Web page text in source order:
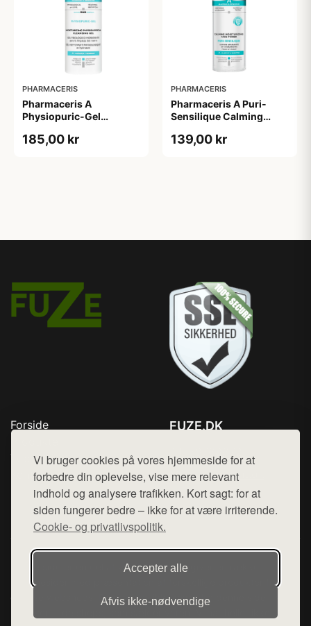
Vi bruger cookies på vores hjemmeside for at
forbedre din oplevelse, vise mere relevant
indhold og analysere trafikken. Kort sagt: for at
siden fungerer bedre – ikke for at være irriterende.
Cookie- og privatlivspolitik.
Accepter alle
Afvis ikke‑nødvendige
PHARMACERIS
Pharmaceris A
Physiopuric-Gel
Physiological Cleansing
185,00 kr
PHARMACERIS
Pharmaceris A Puri-
Sensilique Calming
(200 ml)
139,00 kr
Forside
Top Rabatter
Kontakt
FUZE.DK
Mail: hej@want.dk
Cookie- og privatlivspolitik
Denne side er en del af want.dk, der udgiver en række
hjemmesider med præsentation af forskellige produkter fra
diverse webshops. Der sælges ikke varer fra denne side - vi
henviser til de shops, som sælger varen. Vi har heller ikke